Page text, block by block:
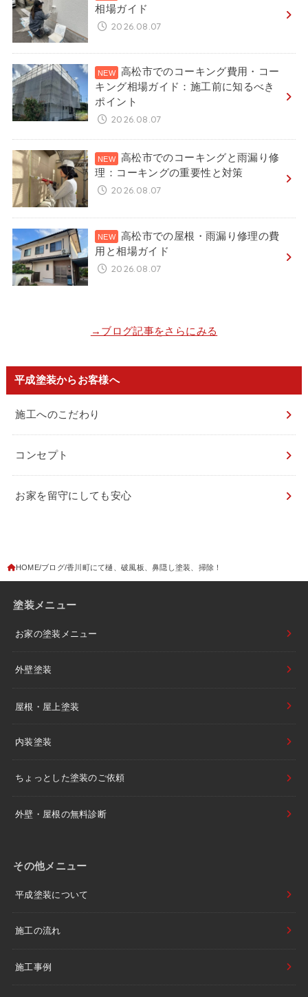
相場ガイド
2026.08.07
高松市でのコーキング費用・コー
キング相場ガイド：施工前に知るべき
ポイント
2026.08.07
高松市でのコーキングと雨漏り修
理：コーキングの重要性と対策
2026.08.07
高松市での屋根・雨漏り修理の費
用と相場ガイド
2026.08.07
→ブログ記事をさらにみる
平成塗装からお客様へ
施工へのこだわり
コンセプト
お家を留守にしても安心
HOME ブログ 香川町にて樋、破風板、鼻隠し塗装、掃除！
塗装メニュー
お家の塗装メニュー
外壁塗装
屋根・屋上塗装
内装塗装
ちょっとした塗装のご依頼
外壁・屋根の無料診断
その他メニュー
平成塗装について
施工の流れ
施工事例